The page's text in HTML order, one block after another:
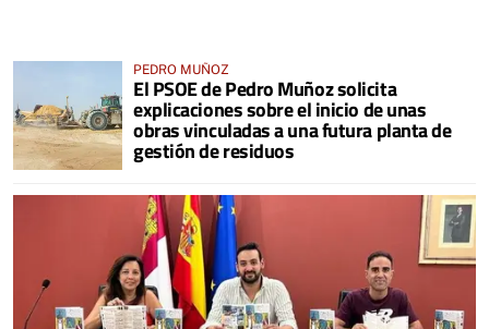
PEDRO MUÑOZ
El PSOE de Pedro Muñoz solicita
explicaciones sobre el inicio de unas
obras vinculadas a una futura planta de
gestión de residuos